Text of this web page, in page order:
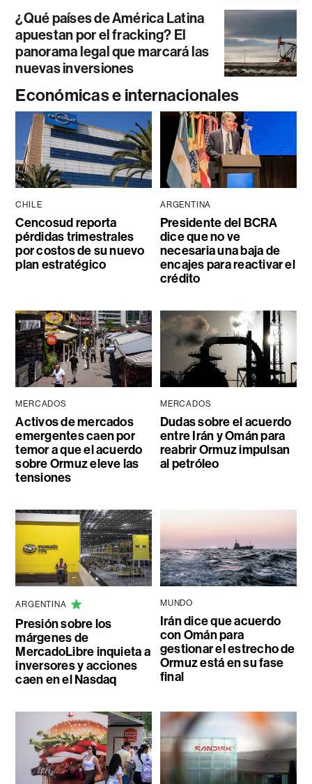
¿Qué países de América Latina
apuestan por el fracking? El
panorama legal que marcará las
nuevas inversiones
Económicas e internacionales
CHILE
Cencosud reporta
pérdidas trimestrales
por costos de su nuevo
plan estratégico
ARGENTINA
Presidente del BCRA
dice que no ve
necesaria una baja de
encajes para reactivar el
crédito
MERCADOS
Activos de mercados
emergentes caen por
temor a que el acuerdo
sobre Ormuz eleve las
tensiones
MERCADOS
Dudas sobre el acuerdo
entre Irán y Omán para
reabrir Ormuz impulsan
al petróleo
ARGENTINA
Presión sobre los
márgenes de
MercadoLibre inquieta a
inversores y acciones
caen en el Nasdaq
MUNDO
Irán dice que acuerdo
con Omán para
gestionar el estrecho de
Ormuz está en su fase
final